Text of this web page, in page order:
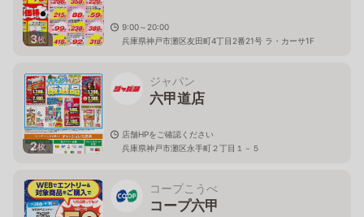
3枚
9:00～20:00
兵庫県神戸市灘区友田町4丁目2番21号 ラ・カーサ1F
2枚
ジャパン
六甲道店
店舗HPをご確認ください
兵庫県神戸市灘区永手町２丁目１－５
コープこうべ
コープ六甲